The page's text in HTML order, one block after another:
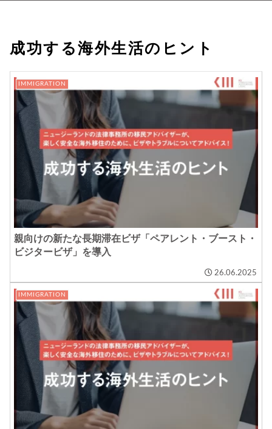
成功する海外生活のヒント
IMMIGRATION
親向けの新たな長期滞在ビザ「ペアレント・ブースト・
ビジタービザ」を導入
26.06.2025
IMMIGRATION